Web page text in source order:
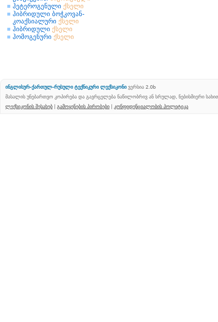
ჰეტეროგენული ქსელი
ჰიბრიდული ბოჭკოვან-
კოაქსიალური ქსელი
ჰიბრიდული ქსელი
ჰომოგენური ქსელი
ინგლისურ-ქართულ-რუსული ტექნიკური ლექსიკონი ვერსია 2.0b
მასალის უნებართვო კოპირება და გავრცელება ნაწილობრივ ან სრულად, ნებისმიერი
ლექსიკონის შესახებ | გამოყენების პირობები | კონფიდენციალობის პოლიტიკა